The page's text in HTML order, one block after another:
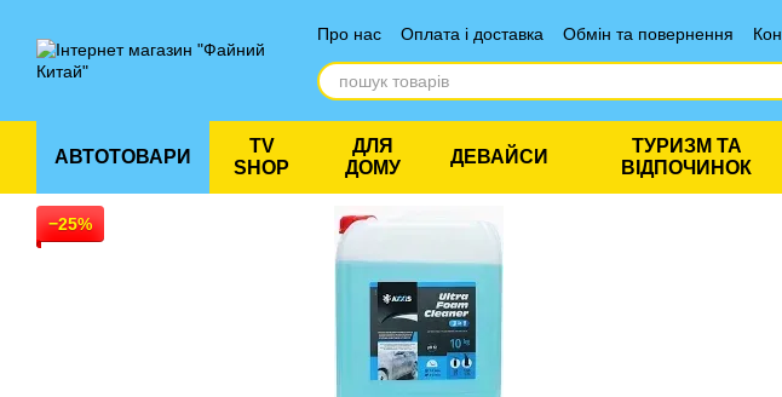
Про нас Оплата і доставка Обмін та повернення
Відгуки про магазин
АВТОТОВАРИ
TV
SHOP
ДЛЯ
ДОМУ
ДЕВАЙСИ
ТУРИЗМ ТА
ВІДПОЧИНОК
−25%